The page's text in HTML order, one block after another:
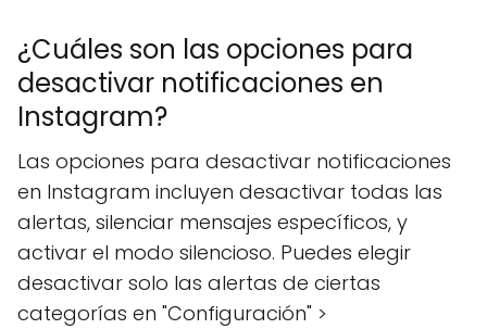
¿Cuáles son las opciones para
desactivar notificaciones en
Instagram?
Las opciones para desactivar notificaciones
en Instagram incluyen desactivar todas las
alertas, silenciar mensajes específicos, y
activar el modo silencioso. Puedes elegir
desactivar solo las alertas de ciertas
categorías en "Configuración" >